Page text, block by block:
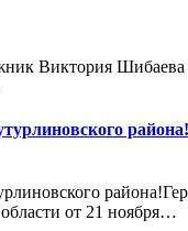
Виктория
района!
от 21 ноября…